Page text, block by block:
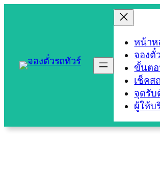
หน้าห
จองตั๋
ขั้นตอ
เช็คส
จุดรับ
ผู้ให้บ